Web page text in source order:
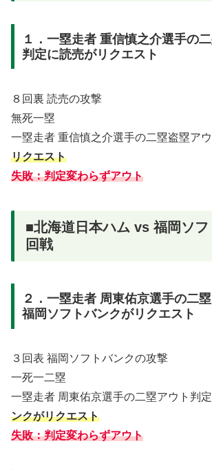
１．一塁走者 重信慎之介選手の
判定に読売がリクエスト
８回裏 読売の攻撃
無死一塁
一塁走者 重信慎之介選手の二塁盗塁ア
リクエスト
失敗：判定変わらずアウト
■北海道日本ハム vs 福岡ソ
回戦
２．一塁走者 周東佑京選手の二
福岡ソフトバンクがリクエスト
３回表 福岡ソフトバンクの攻撃
一死一二塁
一塁走者 周東佑京選手の二塁アウト判
ンクがリクエスト
失敗：判定変わらずアウト